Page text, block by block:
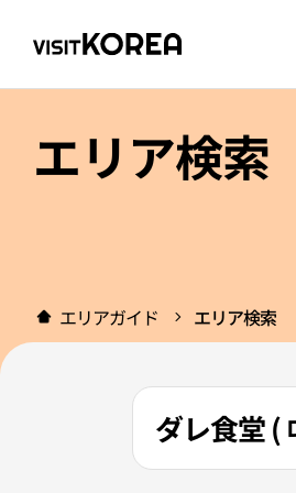
エリア検索
エリアガイド エリア検索
ダレ食堂 (